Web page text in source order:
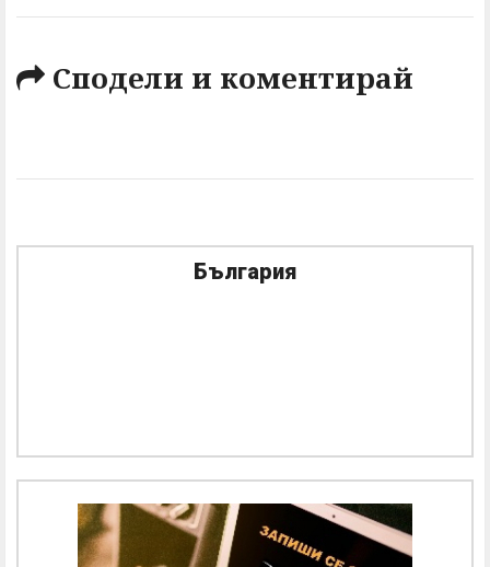
Сподели и коментирай
България